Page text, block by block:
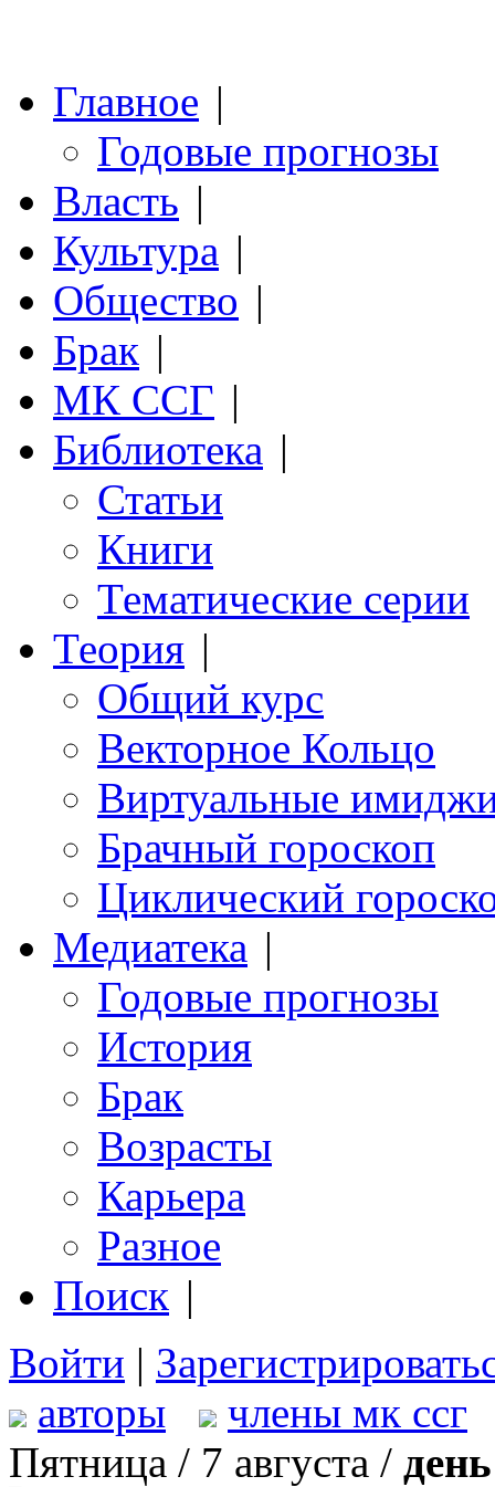
Главное |
Годовые прогнозы
Власть |
Культура |
Общество |
Брак |
МК ССГ |
Библиотека |
Статьи
Книги
Тематические серии
Теория |
Общий курс
Векторное Кольцо
Виртуальные
Брачный гороскоп
Циклический
Медиатека |
Годовые прогнозы
История
Брак
Возрасты
Карьера
Разное
Поиск |
Войти |
авторы
члены мк ссг
Пятница / 7 августа /